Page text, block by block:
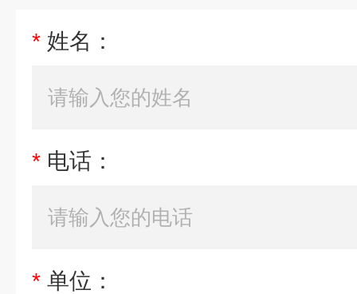
* 姓名：
* 电话：
* 单位：